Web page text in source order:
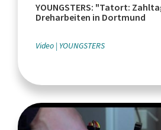
YOUNGSTERS: "Tatort:
Dreharbeiten in Dortmund
Video YOUNGSTERS